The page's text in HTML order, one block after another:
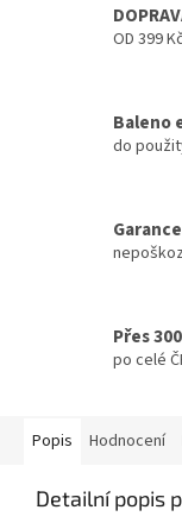
OD 399
Baleno
do
Přes
po celé
Popis Hodnocení
Detailní popis